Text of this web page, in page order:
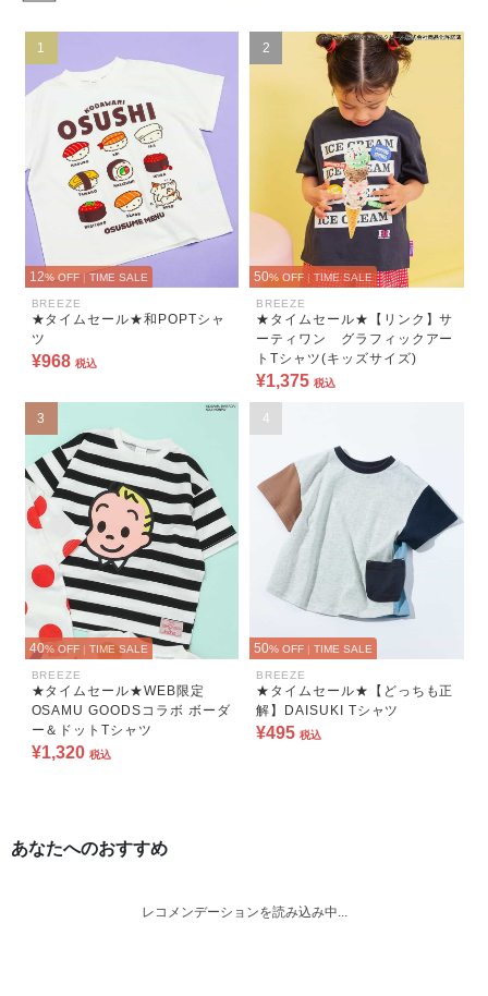
1
12% OFF | TIME SALE
BREEZE
★タイムセール★和POPTシャ
ツ
¥968 税込
2
50% OFF | TIME SALE
BREEZE
★タイムセール★【リンク】サ
ーティワン グラフィックアー
トTシャツ(キッズサイズ)
¥1,375 税込
3
40% OFF | TIME SALE
BREEZE
★タイムセール★WEB限定
OSAMU GOODSコラボ ボーダ
ー＆ドットTシャツ
¥1,320 税込
4
50% OFF | TIME SALE
BREEZE
★タイムセール★【どっちも正
解】DAISUKI Tシャツ
¥495 税込
あなたへのおすすめ
レコメンデーションを読み込み中...